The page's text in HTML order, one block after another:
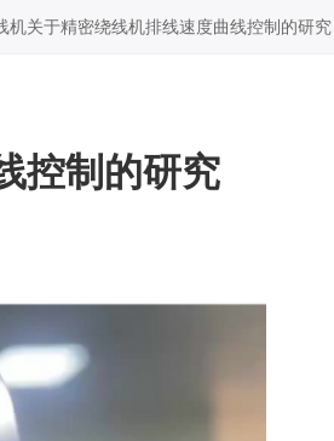
机关于精密绕线机排线速度曲线控制的研究
控制的研究